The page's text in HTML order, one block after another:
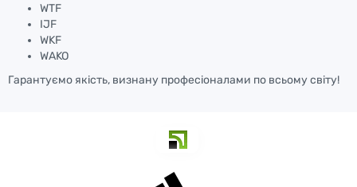
WTF
IJF
WKF
WAKO
Гарантуємо якість, визнану професіоналами по всьому світу!